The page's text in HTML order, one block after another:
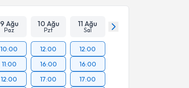
9 Ağu
Paz
10 Ağu
Pzt
11 Ağu
Sal
10:00
11:00
12:00
12:00
16:00
17:00
12:00
16:00
17:00